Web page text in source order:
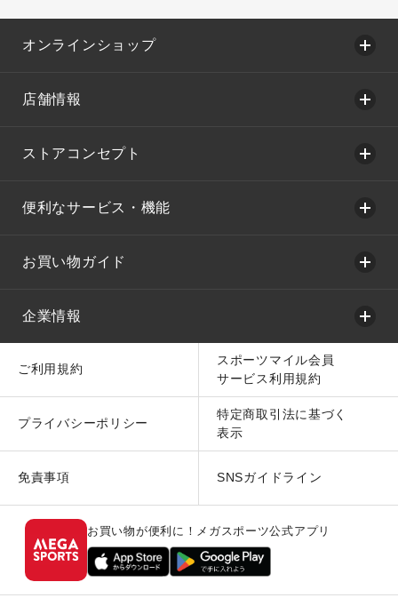
オンラインショップ
店舗情報
ストアコンセプト
便利なサービス・機能
お買い物ガイド
企業情報
ご利用規約
スポーツマイル会員
サービス利用規約
プライバシーポリシー
特定商取引法に基づく
表示
免責事項 SNSガイドライン
お買い物が便利に！メガスポーツ公式アプリ